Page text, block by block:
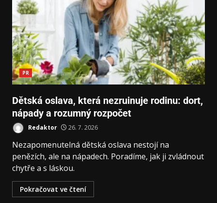
PR
Dětská oslava, která nezruinuje rodinu: dort,
nápady a rozumný rozpočet
Redaktor 26. 7. 2026
Nezapomenutelná dětská oslava nestojí na
penězích, ale na nápadech. Poradíme, jak ji zvládnout
chytře a s láskou.
Pokračovat ve čtení